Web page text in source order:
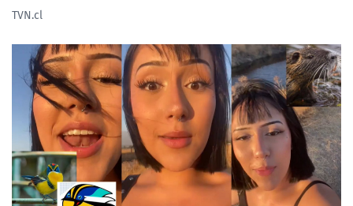
NTV
ACTUALIDAD Y TENDENCIAS
CORPORATIVO Y TRANSPARENCIA
CANAL DE DENUNCIAS
TVN.cl